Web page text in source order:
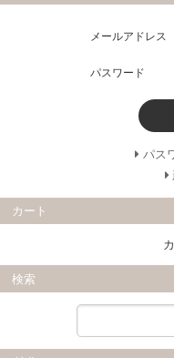
メールアドレス
パスワード
パス
カート
検索